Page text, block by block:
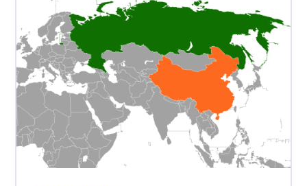
R$ 5,06
kg
Suíno - Estadual
MG
R$ 5,04
kg
Suíno - Estadual
PR
R$ 4,51